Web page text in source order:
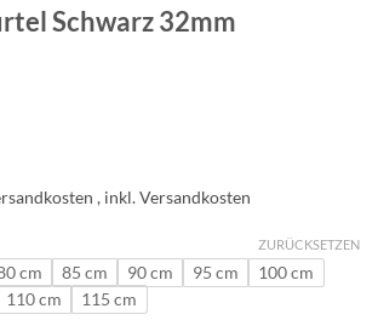
Schwarz 32mm
cm 85 cm 90 cm 95 cm
100 cm
110 cm 115 cm
ZURÜCKSETZEN